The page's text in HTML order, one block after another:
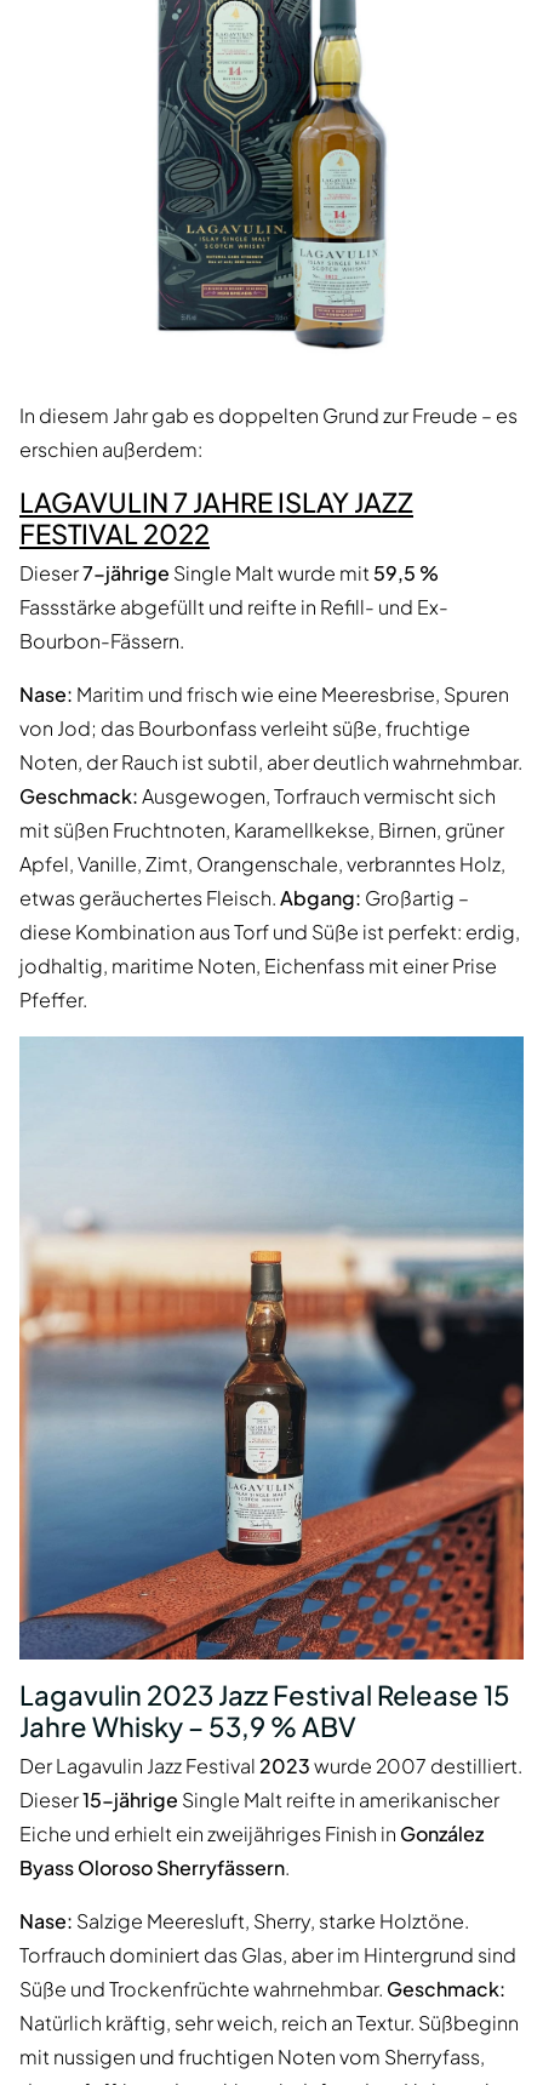
In diesem Jahr gab es doppelten Grund zur Freude – es
erschien außerdem:
LAGAVULIN 7 JAHRE ISLAY JAZZ
FESTIVAL 2022
Dieser7-jährige Single Malt wurde mit 59,5 %
Fassstärke abgefüllt und reifte in Refill- und Ex-
Bourbon-Fässern.
Nase: Maritim und frisch wie eine Meeresbrise, Spuren
von Jod; das Bourbonfass verleiht süße, fruchtige
Noten, der Rauch ist subtil, aber deutlich wahrnehmbar.
Geschmack:Ausgewogen, Torfrauch vermischt sich
mit süßen Fruchtnoten, Karamellkekse, Birnen, grüner
Apfel, Vanille, Zimt, Orangenschale, verbranntes Holz,
etwas geräuchertes Fleisch.Abgang: Großartig –
diese Kombination aus Torf und Süße ist perfekt: erdig,
jodhaltig, maritime Noten, Eichenfass mit einer Prise
Pfeffer.
Lagavulin 2023 Jazz Festival Release 15
Jahre Whisky – 53,9 % ABV
Der Lagavulin Jazz Festival 2023wurde 2007 destilliert.
Dieser15-jährige Single Malt reifte in amerikanischer
Eiche und erhielt ein zweijähriges Finish in González
Byass Oloroso Sherryfässern.
Nase: Salzige Meeresluft, Sherry, starke Holztöne.
Torfrauch dominiert das Glas, aber im Hintergrund sind
Süße und Trockenfrüchte wahrnehmbar. Geschmack:
Natürlich kräftig, sehr weich, reich an Textur. Süßbeginn
mit nussigen und fruchtigen Noten vom Sherryfass,